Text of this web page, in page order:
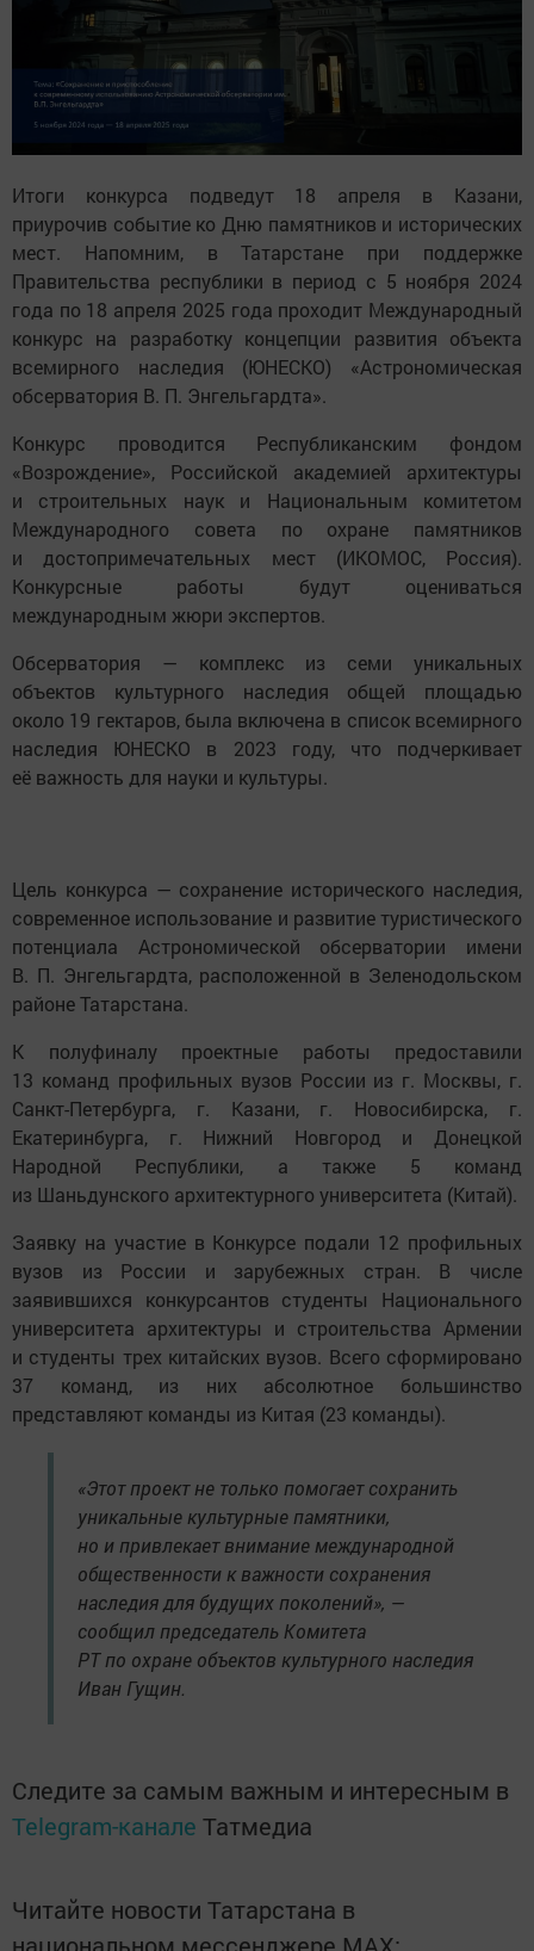
Итоги конкурса подведут 18 апреля в Казани,
приурочив событие ко Дню памятников и исторических
мест. Напомним, в Татарстане при поддержке
Правительства республики в период с 5 ноября 2024
года по 18 апреля 2025 года проходит Международный
конкурс на разработку концепции развития объекта
всемирного наследия (ЮНЕСКО) «Астрономическая
обсерватория В. П. Энгельгардта».
Конкурс проводится Республиканским фондом
«Возрождение», Российской академией архитектуры
и строительных наук и Национальным комитетом
Международного совета по охране памятников
и достопримечательных мест (ИКОМОС, Россия).
Конкурсные работы будут оцениваться
международным жюри экспертов.
Обсерватория — комплекс из семи уникальных
объектов культурного наследия общей площадью
около 19 гектаров, была включена в список всемирного
наследия ЮНЕСКО в 2023 году, что подчеркивает
её важность для науки и культуры.
Цель конкурса — сохранение исторического наследия,
современное использование и развитие туристического
потенциала Астрономической обсерватории имени
В. П. Энгельгардта, расположенной в Зеленодольском
районе Татарстана.
К полуфиналу проектные работы предоставили
13 команд профильных вузов России из г. Москвы, г.
Санкт-Петербурга, г. Казани, г. Новосибирска, г.
Екатеринбурга, г. Нижний Новгород и Донецкой
Народной Республики, а также 5 команд
из Шаньдунского архитектурного университета (Китай).
Заявку на участие в Конкурсе подали 12 профильных
вузов из России и зарубежных стран. В числе
заявившихся конкурсантов студенты Национального
университета архитектуры и строительства Армении
и студенты трех китайских вузов. Всего сформировано
37 команд, из них абсолютное большинство
представляют команды из Китая (23 команды).
«Этот проект не только помогает сохранить
уникальные культурные памятники,
но и привлекает внимание международной
общественности к важности сохранения
наследия для будущих поколений», —
сообщил председатель Комитета
РТ по охране объектов культурного наследия
Иван Гущин.
Следите за самым важным и интересным в
Telegram-канале Татмедиа
Читайте новости Татарстана в